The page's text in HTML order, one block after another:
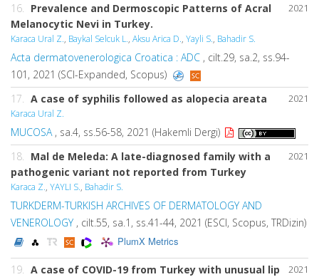
2021
16.
Prevalence and Dermoscopic Patterns of Acral
Melanocytic Nevi in Turkey.
Karaca Ural Z., Baykal Selcuk L., Aksu Arica D., Yayli S., Bahadir S.
Acta dermatovenerologica Croatica : ADC , cilt.29, sa.2, ss.94-
101, 2021 (SCI-Expanded, Scopus)
2021
17. A case of syphilis followed as alopecia areata
Karaca Ural Z.
MUCOSA , sa.4, ss.56-58, 2021 (Hakemli Dergi)
2021
18.
Mal de Meleda: A late-diagnosed family with a
pathogenic variant not reported from Turkey
Karaca Z., YAYLI S., Bahadir S.
TURKDERM-TURKISH ARCHIVES OF DERMATOLOGY AND
VENEROLOGY , cilt.55, sa.1, ss.41-44, 2021 (ESCI, Scopus, TRDizin)
PlumX Metrics
2021
19.
A case of COVID-19 from Turkey with unusual lip